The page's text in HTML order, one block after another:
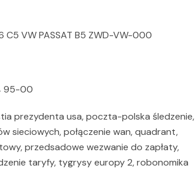
C5 VW PASSAT B5 ZWD-VW-000
95-00
prezydenta usa, poczta-polska śledzenie,
sieciowych, połączenie wan, quadrant,
przedsadowe wezwanie do zapłaty,
taryfy, tygrysy europy 2, robonomika